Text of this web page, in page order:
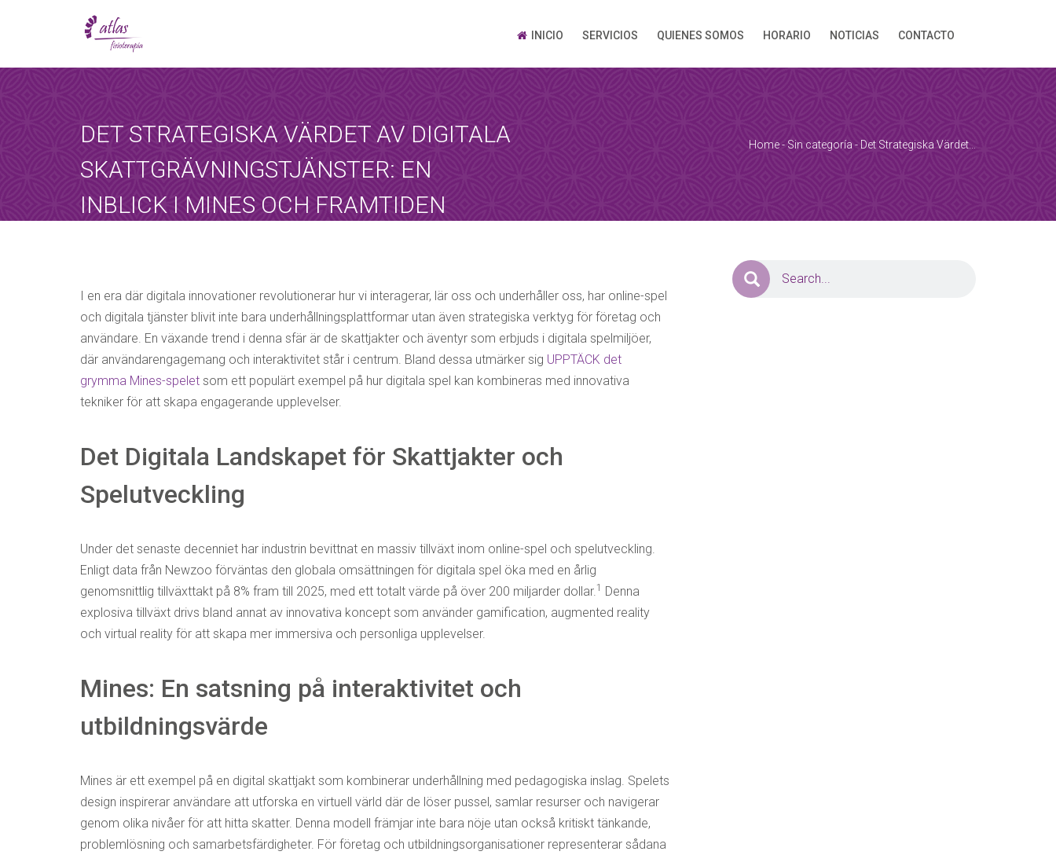
INICIO SERVICIOS QUIENES SOMOS HORARIO NOTICIAS CONTACTO
DET STRATEGISKA VÄRDET AV DIGITALA
SKATTGRÄVNINGSTJÄNSTER: EN
INBLICK I MINES OCH FRAMTIDEN
Home- Sin categoría - Det Strategiska Värdet…
I en era där digitala innovationer revolutionerar hur vi interagerar, lär oss och underhåller oss, har online-spel
och digitala tjänster blivit inte bara underhållningsplattformar utan även strategiska verktyg för företag och
användare. En växande trend i denna sfär är de skattjakter och äventyr som erbjuds i digitala spelmiljöer,
där användarengagemang och interaktivitet står i centrum. Bland dessa utmärker sig UPPTÄCK det
grymma Mines-spelet som ett populärt exempel på hur digitala spel kan kombineras med innovativa
tekniker för att skapa engagerande upplevelser.
Det Digitala Landskapet för Skattjakter och
Spelutveckling
Under det senaste decenniet har industrin bevittnat en massiv tillväxt inom online-spel och spelutveckling.
Enligt data från Newzoo förväntas den globala omsättningen för digitala spel öka med en årlig
genomsnittlig tillväxttakt på 8% fram till 2025, med ett totalt värde på över 200 miljarder dollar.1
Denna
explosiva tillväxt drivs bland annat av innovativa koncept som använder gamification, augmented reality
och virtual reality för att skapa mer immersiva och personliga upplevelser.
Mines: En satsning på interaktivitet och
utbildningsvärde
Mines är ett exempel på en digital skattjakt som kombinerar underhållning med pedagogiska inslag. Spelets
design inspirerar användare att utforska en virtuell värld där de löser pussel, samlar resurser och navigerar
genom olika nivåer för att hitta skatter. Denna modell främjar inte bara nöje utan också kritiskt tänkande,
problemlösning och samarbetsfärdigheter. För företag och utbildningsorganisationer representerar sådana